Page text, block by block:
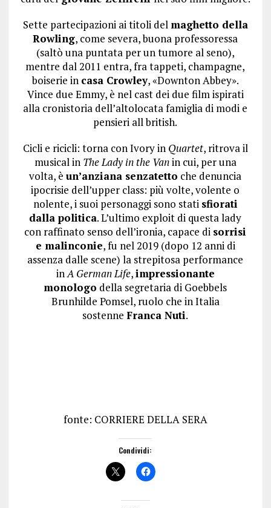
Sette partecipazioni ai titoli del maghetto della
Rowling, come severa, buona professoressa
(saltò una puntata per un tumore al seno),
mentre dal 2011 entra, fra tappeti, champagne,
boiserie in casa Crowley, «Downton Abbey».
Vince due Emmy, è nel cast dei due film ispirati
alla cronistoria dell’altolocata famiglia di modi e
pensieri all british.
Cicli e ricicli: torna con Ivory in Quartet, ritrova il
musical in The Lady in the Vanin cui, per una
volta, èun’anziana senzatetto che denuncia
ipocrisie dell’upper class: più volte, volente o
nolente, i suoi personaggi sono stati sfiorati
dalla politica. L’ultimo exploit di questa lady
con raffinato senso dell’ironia, capace di sorrisi
e malinconie, fu nel 2019 (dopo 12 anni di
assenza dalle scene) la strepitosa performance
inA German Life,impressionante
monologo della segretaria di Goebbels
Brunhilde Pomsel, ruolo che in Italia
sostenneFranca Nuti.
fonte: CORRIERE DELLA SERA
Condividi: